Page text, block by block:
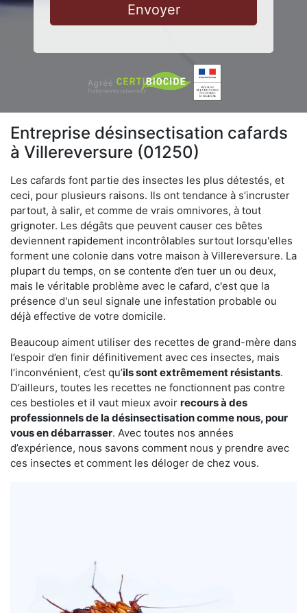
Envoyer
Entreprise désinsectisation cafards
à Villereversure (01250)
Les cafards font partie des insectes les plus détestés, et
ceci, pour plusieurs raisons. Ils ont tendance à s’incruster
partout, à salir, et comme de vrais omnivores, à tout
grignoter. Les dégâts que peuvent causer ces bêtes
deviennent rapidement incontrôlables surtout lorsqu'elles
forment une colonie dans votre maison à Villereversure. La
plupart du temps, on se contente d’en tuer un ou deux,
mais le véritable problème avec le cafard, c'est que la
présence d'un seul signale une infestation probable ou
déjà effective de votre domicile.
Beaucoup aiment utiliser des recettes de grand-mère dans
l’espoir d’en finir définitivement avec ces insectes, mais
l’inconvénient, c’est qu’ils sont extrêmement résistants.
D’ailleurs, toutes les recettes ne fonctionnent pas contre
ces bestioles et il vaut mieux avoir recours à des
professionnels de la désinsectisation comme nous, pour
vous en débarrasser. Avec toutes nos années
d’expérience, nous savons comment nous y prendre avec
ces insectes et comment les déloger de chez vous.